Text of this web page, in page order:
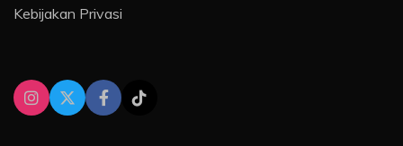
Kebijakan Privasi